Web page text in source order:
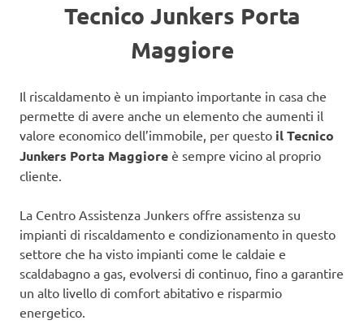
Tecnico Junkers Porta
Maggiore
Il riscaldamento è un impianto importante in casa che
permette di avere anche un elemento che aumenti il
valore economico dell’immobile, per questo il Tecnico
Junkers Porta Maggiore è sempre vicino al proprio
cliente.
La Centro Assistenza Junkers offre assistenza su
impianti di riscaldamento e condizionamento in questo
settore che ha visto impianti come le caldaie e
scaldabagno a gas, evolversi di continuo, fino a garantire
un alto livello di comfort abitativo e risparmio
energetico.